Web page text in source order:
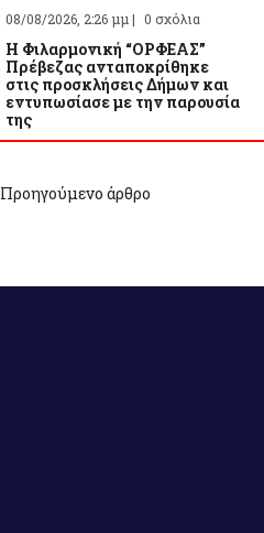
08/08/2026, 2:26 μμ | 0 σχόλια
Η Φιλαρμονική “ΟΡΦΕΑΣ”
Πρέβεζας ανταποκρίθηκε
στις προσκλήσεις Δήμων και
εντυπωσίασε με την παρουσία
της
Προηγούμενο άρθρο